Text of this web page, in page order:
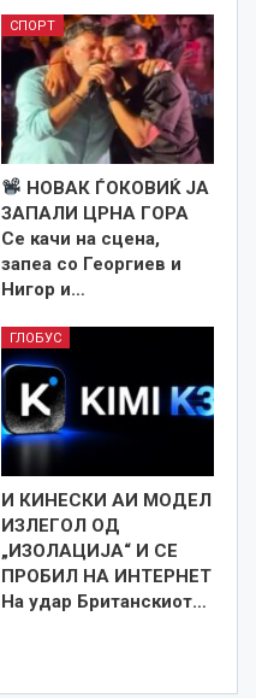
СПОРТ
НОВАК ЃОКОВИЌ ЈА
ЗАПАЛИ ЦРНА ГОРА
Се качи на сцена,
запеа со Георгиев и
Нигор и…
ГЛОБУС
И КИНЕСКИ АИ МОДЕЛ
ИЗЛЕГОЛ ОД
„ИЗОЛАЦИЈА“ И СЕ
ПРОБИЛ НА ИНТЕРНЕТ
На удар Британскиот…